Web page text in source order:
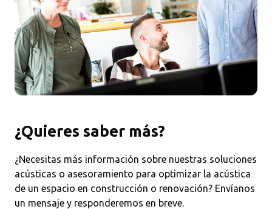
¿Quieres saber más?
¿Necesitas más información sobre nuestras soluciones
acústicas o asesoramiento para optimizar la acústica
de un espacio en construcción o renovación? Envíanos
un mensaje y responderemos en breve.